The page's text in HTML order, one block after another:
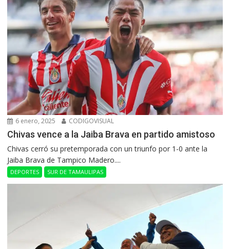
6 enero, 2025 CODIGOVISUAL
Chivas vence a la Jaiba Brava en partido amistoso
Chivas cerró su pretemporada con un triunfo por 1-0 ante la
Jaiba Brava de Tampico Madero....
DEPORTES SUR DE TAMAULIPAS